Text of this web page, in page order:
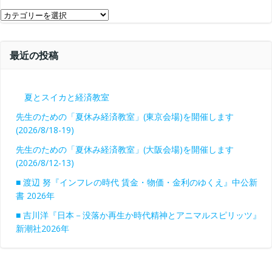
カ
最近の投稿
夏とスイカと経済教室
先生のための「夏休み経済教室」(東京会場)を開催します
(2026/8/18-19)
先生のための「夏休み経済教室」(大阪会場)を開催します
(2026/8/12-13)
■ 渡辺 努『インフレの時代 賃金・物価・金利のゆくえ』中公新
書 2026年
■ 吉川洋『日本－没落か再生か時代精神とアニマルスピリッツ』
新潮社2026年